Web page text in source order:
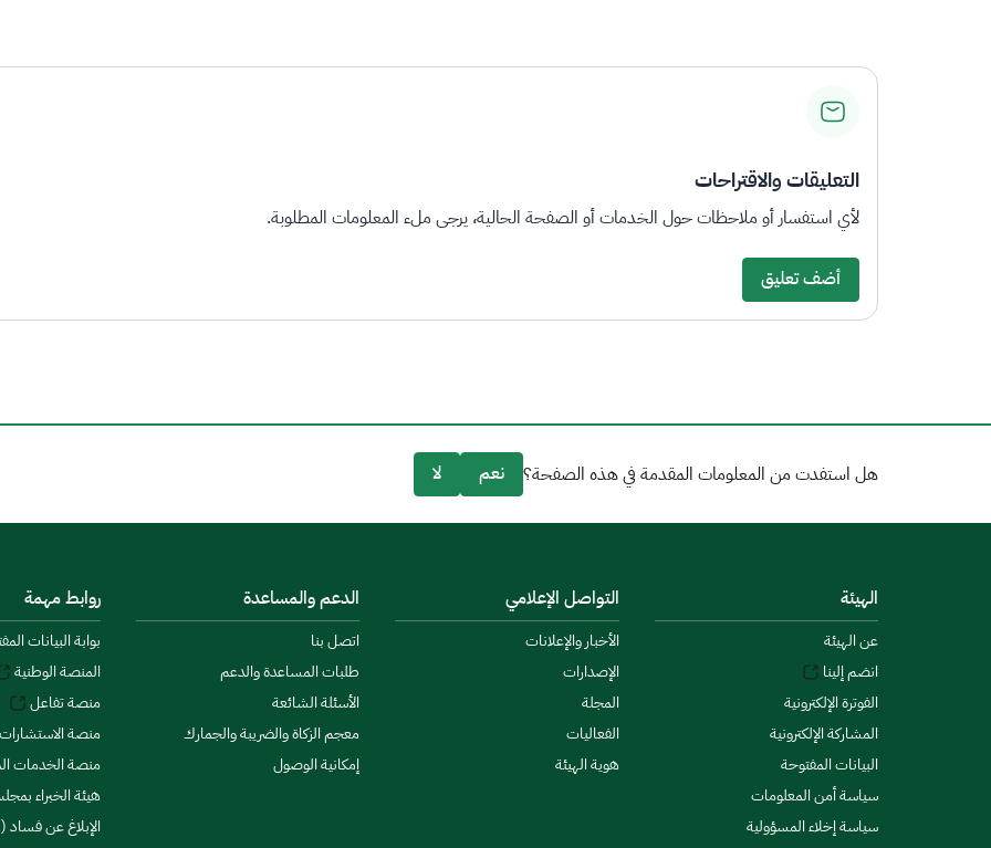
التعليقات والاقتراحات
لأي استفسار أو ملاحظات حول الخدمات أو الصفحة الحالية، يرجى ملء المعلومات المطلوبة.
أضف تعليق
هل استفدت من المعلومات المقدمة في هذه الصفحة؟ نعم لا
الهيئة
عن الهيئة
انضم إلينا
الفوترة الإلكترونية
المشاركة الإلكترونية
البيانات المفتوحة
سياسة أمن المعلومات
سياسة إخلاء المسؤولية
التواصل الإعلامي
الأخبار والإعلانات
الإصدارات
المجلة
الفعاليات
هوية الهيئة
الدعم والمساعدة
اتصل بنا
طلبات المساعدة والدعم
الأسئلة الشائعة
معجم الزكاة والضريبة والجمارك
إمكانية الوصول
روابط مهمة
بوابة البيانات
المنصة الوطنية
منصة تفاعل
منصة
منصة الخدمات
هيئة الخبراء
الإبلاغ عن فساد